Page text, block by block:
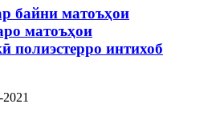
байни матоъҳои
матоъҳои
полиэстерро интихоб